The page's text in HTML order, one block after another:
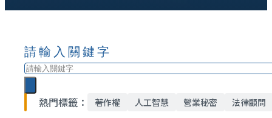
請輸入關鍵字
搜
尋
熱門標籤：
著作權 人工智慧 營業秘密 法律顧問